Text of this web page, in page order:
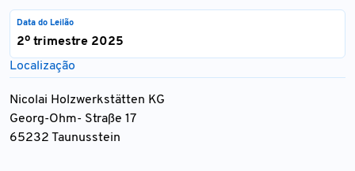
Data do Leilão
2º trimestre 2025
Localização
Nicolai Holzwerkstätten KG
Georg-Ohm- Straße 17
65232 Taunusstein